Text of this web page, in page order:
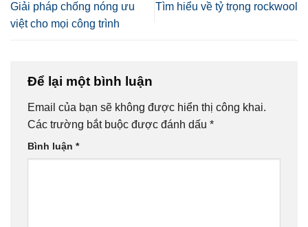
Giải pháp chống nóng ưu
việt cho mọi công trình
Tìm hiểu về tỷ trọng rockwool
Để lại một bình luận
Email của bạn sẽ không được hiển thị công khai.
Các trường bắt buộc được đánh dấu *
Bình luận *